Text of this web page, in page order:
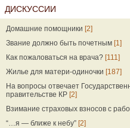
ДИСКУССИИ
Домашние помощники [2]
Звание должно быть почетным [1]
Как пожаловаться на врача? [111]
Жилье для матери-одиночки [187]
На вопросы отвечает
правительстве КР [2]
Взимание страховых взносов с
“…я — ближе к небу” [2]